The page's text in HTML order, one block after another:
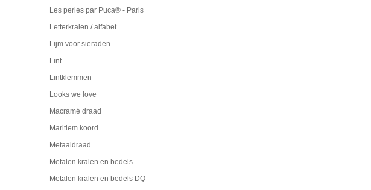
Les perles par Puca® - Paris
Letterkralen / alfabet
Lijm voor sieraden
Lint
Lintklemmen
Looks we love
Macramé draad
Maritiem koord
Metaaldraad
Metalen kralen en bedels
Metalen kralen en bedels DQ